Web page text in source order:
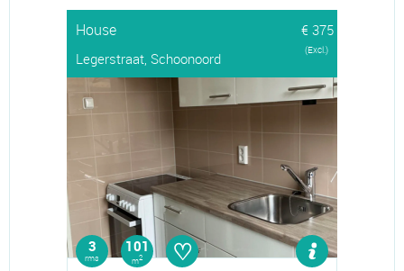
House
€ 375
Legerstraat, Schoonoord
(Excl.)
3
rms
101
m2 ♡